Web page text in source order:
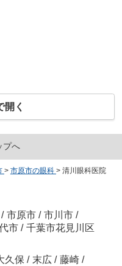
開く
プへ
> 市原市の眼科 > 清川眼科医院
/ 市原市 / 市川市 /
市 / 千葉市花見川区
久保 / 末広 / 藤崎 /